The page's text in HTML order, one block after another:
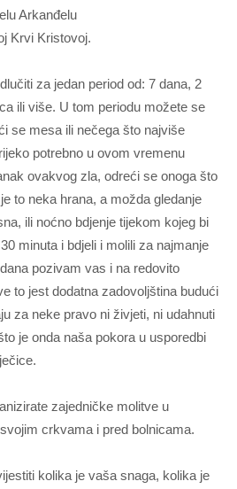
Arkanđelu
Krvi Kristovoj.
za jedan period od: 7 dana, 2
ili više. U tom periodu možete se
se mesa ili nečega što najviše
potrebno u ovom vremenu
ovakvog zla, odreći se onoga što
to neka hrana, a možda gledanje
ili noćno bdjenje tijekom kojeg bi
minuta i bdjeli i molili za najmanje
pozivam vas i na redovito
to jest dodatna zadovoljština budući
za neke pravo ni živjeti, ni udahnuti
je onda naša pokora u usporedbi
zajedničke molitve u
crkvama i pred bolnicama.
kolika je vaša snaga, kolika je